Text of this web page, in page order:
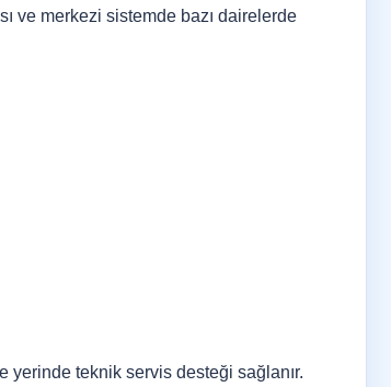
ve merkezi sistemde bazı dairelerde
teknik servis desteği sağlanır.